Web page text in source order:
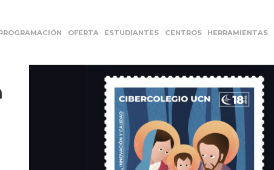
OFERTA ESTUDIANTES CENTROS HERRAMIENTAS